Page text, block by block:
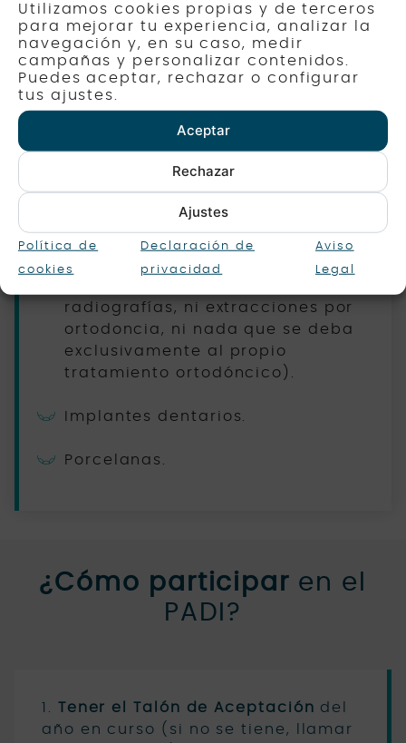
Utilizamos cookies propias y de terceros
para mejorar tu experiencia, analizar la
navegación y, en su caso, medir
campañas y personalizar contenidos.
Puedes aceptar, rechazar o configurar
tus ajustes.
Aceptar
Rechazar
Ajustes
Política de
cookies
Declaración de
privacidad
Aviso
Legal
¿Quéno se incluye?
Tratamiento de caries y fracturas
en dientes de “leche”.
radiografías, ni extracciones por
ortodoncia, ni nada que se deba
exclusivamente al propio
tratamiento ortodóncico).
Implantes dentarios.
Porcelanas.
¿Cómo participar en el
PADI?
1. Tener el Talón de Aceptación del
año en curso (si no se tiene, llamar